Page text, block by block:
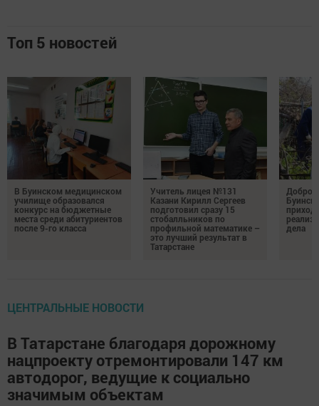
Топ 5 новостей
В Буинском медицинском
училище образовался
конкурс на бюджетные
места среди абитуриентов
после 9-го класса
Учитель лицея №131
Казани Кирилл Сергеев
подготовил сразу 15
стобалльников по
профильной математике –
это лучший результат в
Татарстане
Добро
приход
дела
ЦЕНТРАЛЬНЫЕ НОВОСТИ
В Татарстане благодаря дорожному
нацпроекту отремонтировали 147 км
автодорог, ведущие к социально
значимым объектам